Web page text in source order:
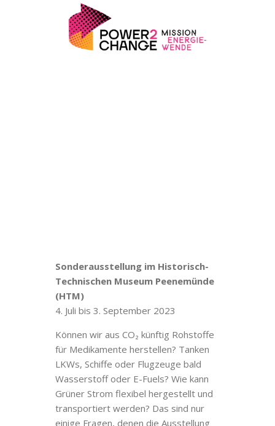
Sonderausstellung im Historisch-
Technischen Museum Peenemünde
(HTM)
4. Juli bis 3. September 2023
Können wir aus CO₂ künftig Rohstoffe
für Medikamente herstellen? Tanken
LKWs, Schiffe oder Flugzeuge bald
Wasserstoff oder E-Fuels? Wie kann
Grüner Strom flexibel hergestellt und
transportiert werden? Das sind nur
einige Fragen, denen die Ausstellung